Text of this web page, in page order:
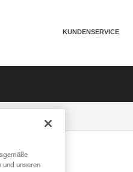
KUNDENSERVICE
und unseren